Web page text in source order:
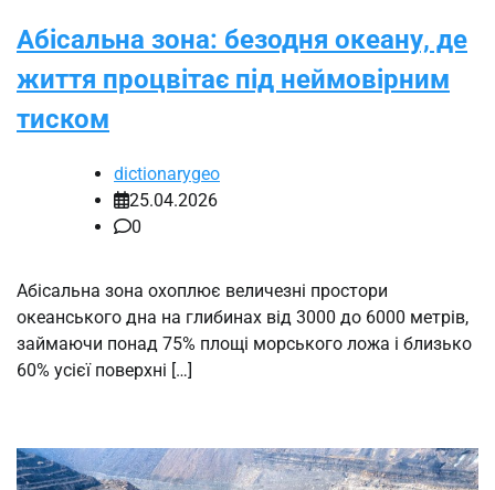
Абісальна зона: безодня океану, де
життя процвітає під неймовірним
тиском
dictionarygeo
25.04.2026
0
Абісальна зона охоплює величезні простори
океанського дна на глибинах від 3000 до 6000 метрів,
займаючи понад 75% площі морського ложа і близько
60% усієї поверхні […]